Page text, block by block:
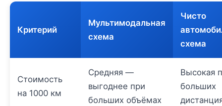
Критерий
Мультимодальная
схема
Чисто
схема
Стоимость
на 1000 км
Средняя —
выгоднее при
больших объёмах
Высокая
больших